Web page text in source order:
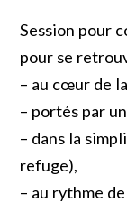
Session pour
pour se
– au cœur de
– portés par
– dans la
refuge),
– au rythme